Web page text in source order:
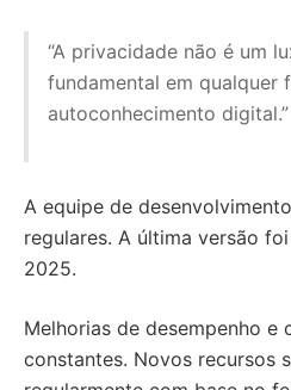
“A privacidade não é um
fundamental em qualquer
autoconhecimento digital.”
A equipe de
regulares. A última versão
2025.
Melhorias de desempenho e
constantes. Novos recursos